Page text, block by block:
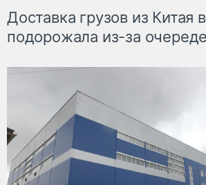
Доставка грузов из Китая
подорожала из-за